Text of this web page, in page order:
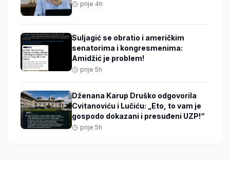
prije 4h
Suljagić se obratio i američkim
senatorima i kongresmenima:
Amidžić je problem!
prije 5h
Dženana Karup Druško odgovorila
Cvitanoviću i Lučiću: „Eto, to vam je
gospodo dokazani i presuđeni UZP!“
prije 5h